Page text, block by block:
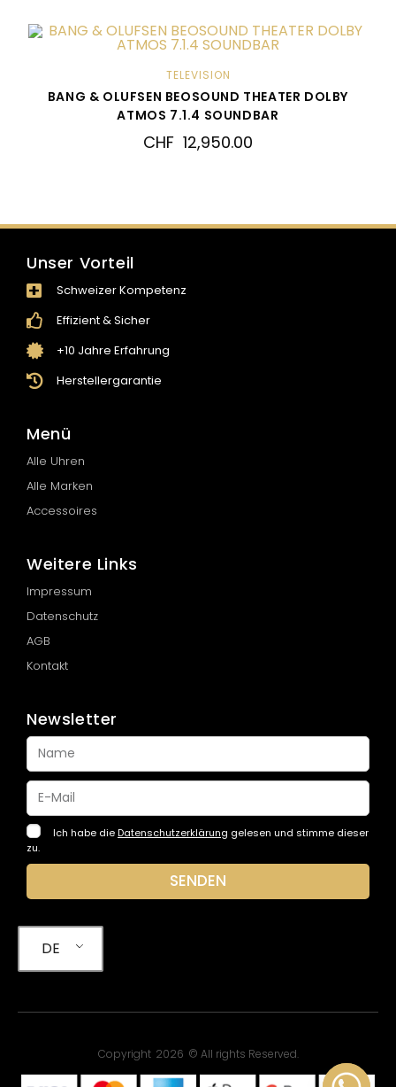
TELEVISION
BANG & OLUFSEN BEOSOUND THEATER DOLBY
ATMOS 7.1.4 SOUNDBAR
CHF 12,950.00
Unser Vorteil
Schweizer Kompetenz
Effizient & Sicher
+10 Jahre Erfahrung
Herstellergarantie
Menü
Alle Uhren
Alle Marken
Accessoires
Weitere Links
Impressum
Datenschutz
AGB
Kontakt
Newsletter
Ich habe dieDatenschutzerklärung gelesen und stimme dieser
zu.
SENDEN
DE
Copyright 2026 © All rights Reserved.